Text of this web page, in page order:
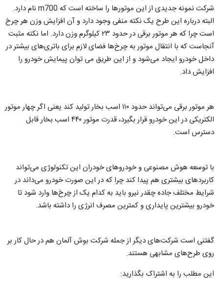
شرکت نمونه جدیدی از این موتورها را ساخته است که m700 نام دارد.
البته درباره این طرح یک نکته منفی وجود دارد و آن افزایش وزن هر چرخ
است چرا که هر موتور برقی در حدود ۲۳ کیلوگرم وزن دارد. اما نکته مثبت
آنجاست که با انتقال موتور به چرخ‌ها فضای لازم برای باتری‌های بیشتر در
داخل خودرو ایجاد می‌شود و از این طریق می توان پیمایش خودرو را
افزایش داد.
هر موتور برقی می‌تواند حدود ۱۱۰ اسب بخار تولید کند یعنی اگر چهار موتور
الکتریکی در این خودرو قرار بگیرد، قدرت موتور ۴۴۰ اسب بخار قابل
دسترس است.
با توسعه هوش مصنوعی و خودروهای خودران این تکنولوژی می‌تواند
کاربردهای بیشتری هم پیدا کند چرا که در این صورت خودرو می‌داند در
شرایط مختلف جاده چقدر نیرو باید به کدام یک از چرخ‌ها وارد شود تا
خودرو بیشترین پایداری و کمترین مصرف انرژی را داشته باشد.
گفتنی است شرکت‌های دیگر از جمله شرکت بوش آلمان هم در حال کار بر
روی طرح‌های مشابهی هستند.
این مطلب را به اشتراک بگذارید: